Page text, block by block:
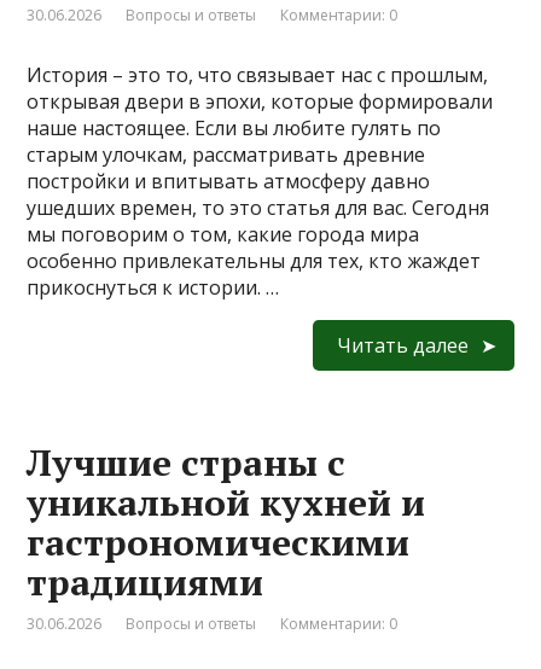
30.06.2026 Вопросы и ответы Комментарии: 0
История – это то, что связывает нас с прошлым,
открывая двери в эпохи, которые формировали
наше настоящее. Если вы любите гулять по
старым улочкам, рассматривать древние
постройки и впитывать атмосферу давно
ушедших времен, то это статья для вас. Сегодня
мы поговорим о том, какие города мира
особенно привлекательны для тех, кто жаждет
прикоснуться к истории. …
Читать далее
Лучшие страны с
уникальной кухней и
гастрономическими
традициями
30.06.2026 Вопросы и ответы Комментарии: 0